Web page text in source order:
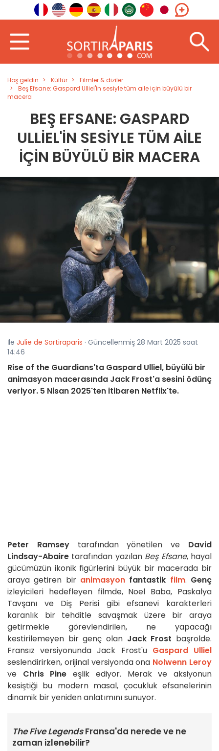
Hoş geldin Kültür
Filmler & diziler
Beş Efsane: Gaspard Ulliel'in sesiyle tüm aile için büyülü bir
macera
BEŞ EFSANE: GASPARD
ULLIEL'IN SESIYLE TÜM AILE
IÇIN BÜYÜLÜ BIR MACERA
İle Julie de Sortiraparis · Güncellenmiş 28 Mart 2025 saat
14:46
Rise of the Guardians'ta Gaspard Ulliel, büyülü bir
animasyon macerasında Jack Frost'a sesini ödünç
veriyor. 5 Nisan 2025'ten itibaren Netflix'te.
Peter Ramseytarafından yönetilen ve David
Lindsay-Abaire tarafından yazılan Beş Efsane, hayal
gücümüzün ikonik figürlerini büyük bir macerada bir
araya getiren bir animasyon fantastik film. Genç
izleyicileri hedefleyen filmde, Noel Baba, Paskalya
Tavşanı ve Diş Perisi gibi efsanevi karakterleri
karanlık bir tehditle savaşmak üzere bir araya
getirmekle görevlendirilen, ne yapacağı
kestirilemeyen bir genç olan Jack Frost başrolde.
Fransız versiyonunda Jack Frost'u Gaspard Ulliel
seslendirirken, orijinal versiyonda ona Nolwenn Leroy
ve Chris Pine eşlik ediyor. Merak ve aksiyonun
kesiştiği bu modern masal, çocukluk efsanelerinin
dinamik bir yeniden anlatımını sunuyor.
The Five LegendsFransa'da nerede ve ne
zaman izlenebilir?